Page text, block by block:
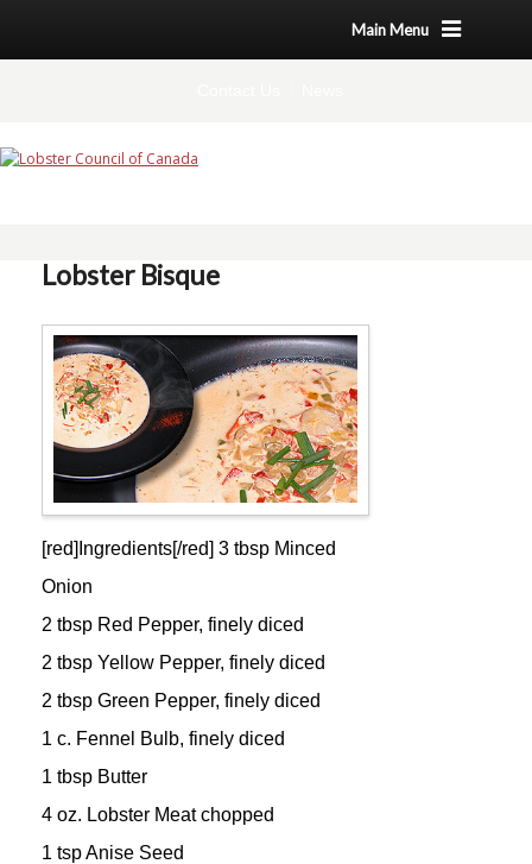
Main Menu
Lobster Bisque
[red]Ingredients[/red] 3 tbsp Minced
Onion
2 tbsp Red Pepper, finely diced
2 tbsp Yellow Pepper, finely diced
2 tbsp Green Pepper, finely diced
1 c. Fennel Bulb, finely diced
1 tbsp Butter
4 oz. Lobster Meat chopped
1 tsp Anise Seed